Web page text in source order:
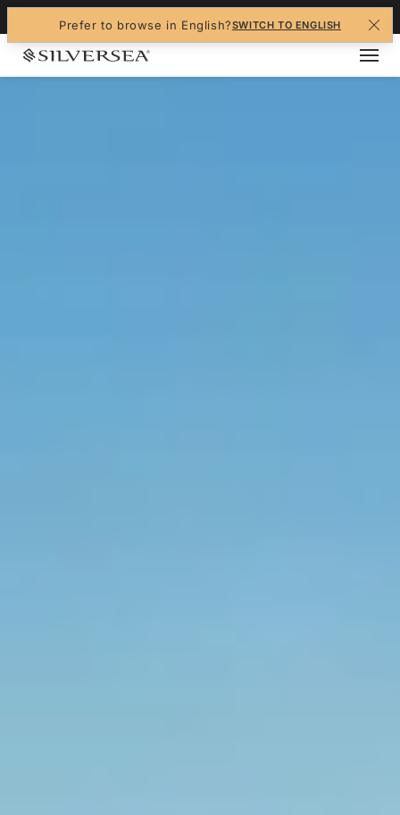
Prefer to browse in English?SWITCH TO ENGLISH